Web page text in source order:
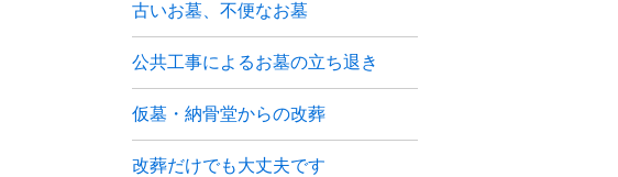
古いお墓、不便なお墓
公共工事によるお墓の立ち退き
仮墓・納骨堂からの改葬
改葬だけでも大丈夫です